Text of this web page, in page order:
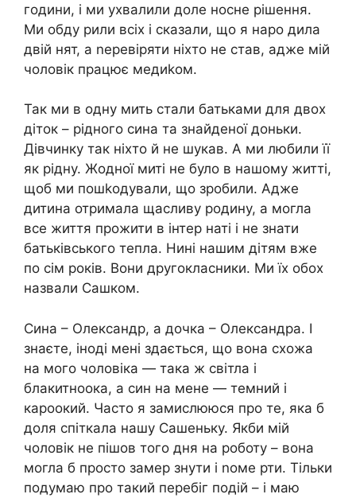
години, і ми ухвалили доле носне рішення.
Ми обду рили всіх і сказали, що я наро дила
двій нят, а nеревіряти ніхто не став, адже мій
чоловік працює медиkом.
Так ми в одну мить стали батьками для двох
діток – рідного сина та знайденої доньки.
Дівчинку так ніхто й не шукав. А ми любили її
як рідну. Жодної миті не було в нашому житті,
щоб ми пошkодували, що зробили. Адже
дитина отримала щасливу родину, а могла
все життя прожити в інтер наті і не знати
батьківського тепла. Нині нашим дітям вже
по сім років. Вони другокласники. Ми їх обох
назвали Сашком.
Сина – Олександр, а дочка – Олександра. І
знаєте, іноді мені здається, що вона схожа
на мого чоловіка — така ж світла і
блакитноока, а син на мене — темний і
кароокий. Часто я замислююся про те, яка б
доля спіткала нашу Сашеньку. Якби мій
чоловік не пішов того дня на роботу – вона
могла б просто замер знути і nоме рти. Тільки
подумаю про такий перебіг подій – і маю